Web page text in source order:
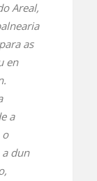
Areal,
as
en
a
dun